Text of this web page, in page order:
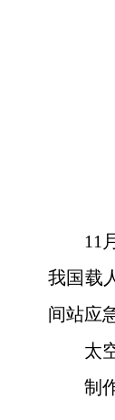
11
我国载
间站应
太
制